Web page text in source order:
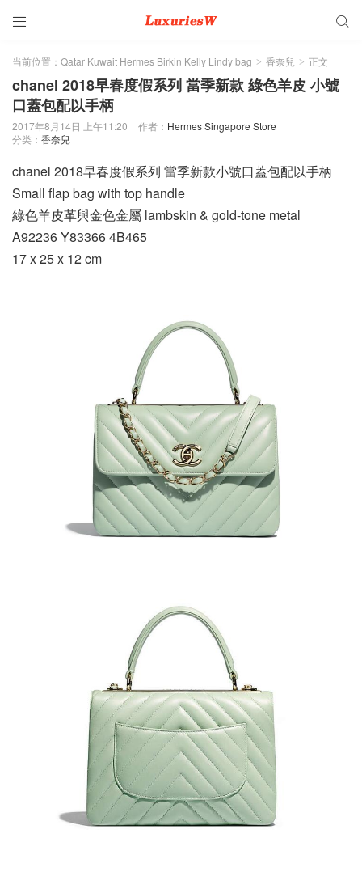
 
当前位置： Qatar Kuwait Hermes Birkin Kelly Lindy bag > 香奈兒 > 正文
chanel 2018早春度假系列 當季新款 綠色羊皮 小號
口蓋包配以手柄
2017年8月14日 上午11:20 作者： Hermes Singapore Store
分类： 香奈兒
chanel 2018早春度假系列 當季新款小號口蓋包配以手柄
Small flap bag with top handle
綠色羊皮革與金色金屬 lambskin & gold-tone metal
A92236 Y83366 4B465
17 x 25 x 12 cm